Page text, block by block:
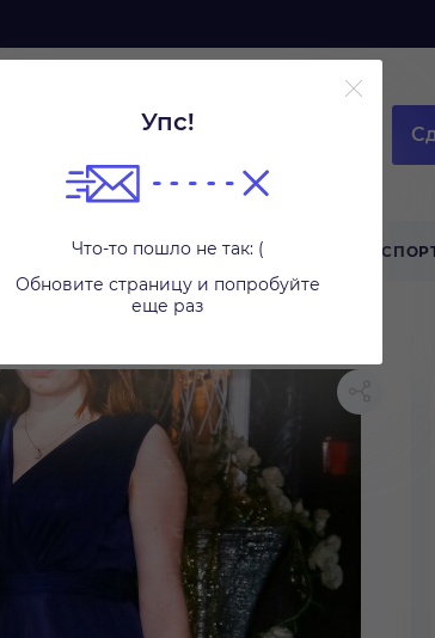
ТЕХНИКА ДЛЯ ДОМА ТУРИЗМ
Упс!
Что-то пошло не так: (
Обновите страницу и попробуйте
еще раз